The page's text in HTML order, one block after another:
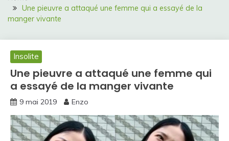
Une pieuvre a attaqué une femme qui a essayé de la
manger vivante
Insolite
Une pieuvre a attaqué une femme qui
a essayé de la manger vivante
9 mai 2019 Enzo